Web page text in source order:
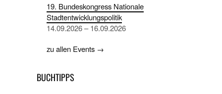
19. Bundeskongress Nationale
Stadtentwicklungspolitik
14.09.2026 – 16.09.2026
zu allen Events →
BUCHTIPPS